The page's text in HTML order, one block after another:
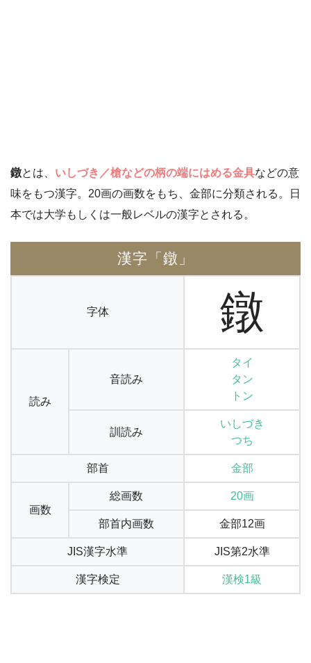
鐓とは、 いしづき／槍などの柄の端にはめる金具などの意
味をもつ漢字。20画の画数をもち、金部に分類される。日
本では大学もしくは一般レベルの漢字とされる。
漢字「鐓」
字体 鐓
読み
音読み
タイ
タン
トン
訓読み
いしづき
つち
部首 金部
画数
総画数 20画
部首内画数 金部12画
JIS漢字水準 JIS第2水準
漢字検定 漢検1級